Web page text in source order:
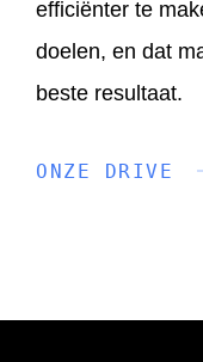
efficiënter te
doelen, en dat
beste resultaat.
ONZE DRIVE